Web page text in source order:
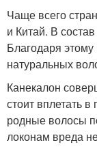
Чаще всего
и Китай. В
Благодаря
натуральных
Канекалон
стоит вплетать
родные волосы
локонам вреда